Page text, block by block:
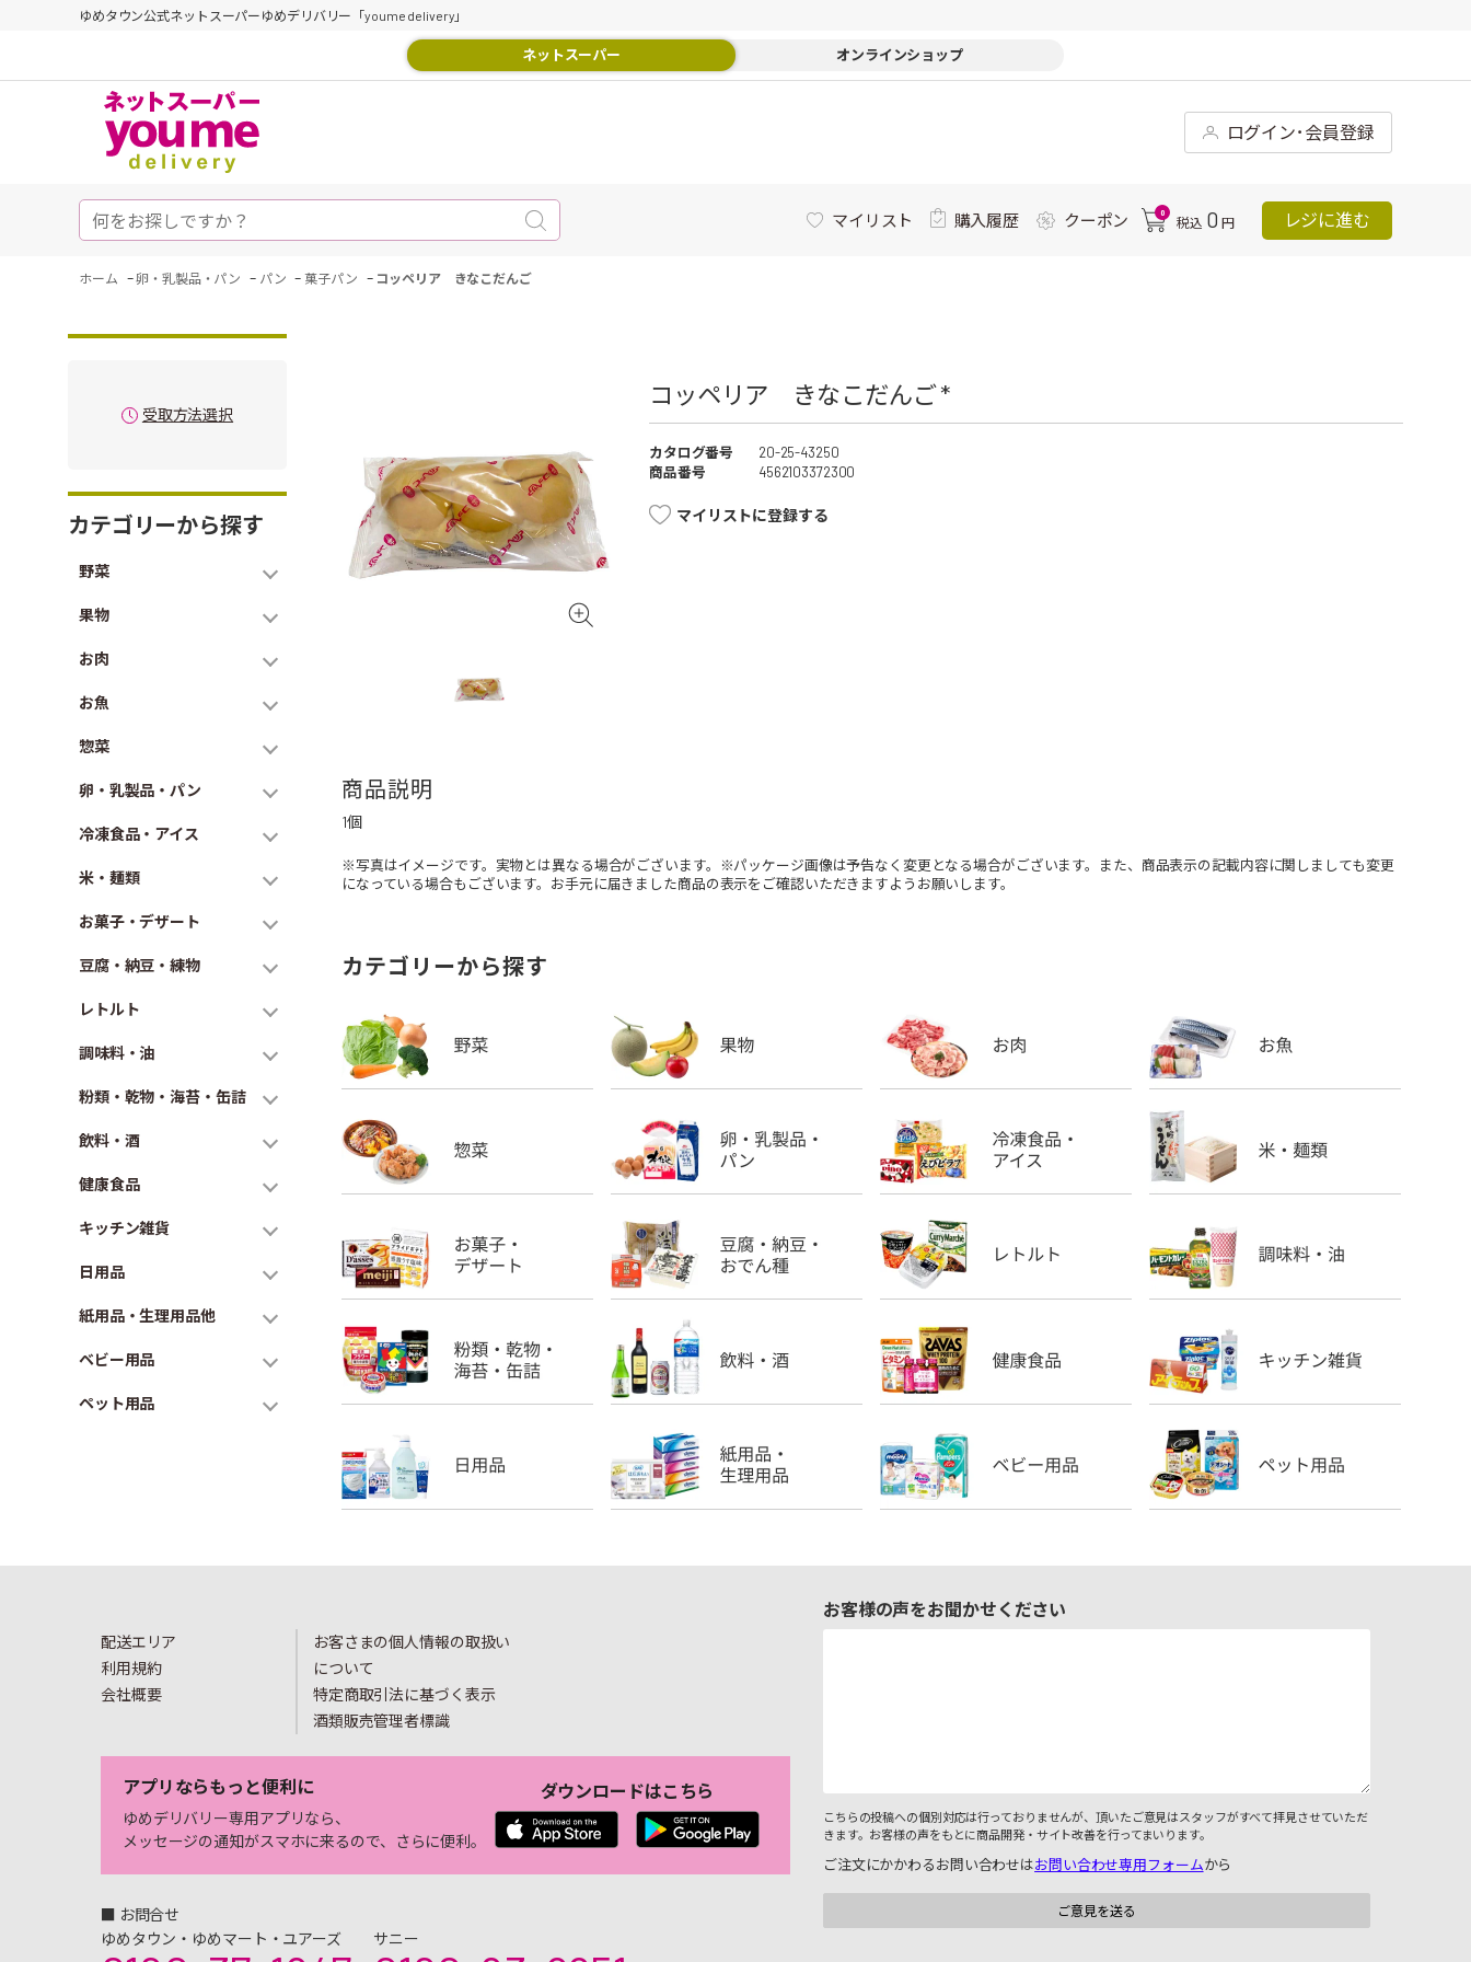
ゆめタウン公式ネットスーパーゆめデリバリー「youme delivery」
ネットスーパー オンラインショップ
ログイン･会員登録
マイリスト 購入履歴 クーポン 0
税込 0 円 レジに進む
ホーム -卵・乳製品・パン - パン -菓子パン - コッペリア きなこだんご
受取方法選択
カテゴリーから探す
野菜
果物
お肉
お魚
惣菜
卵・乳製品・パン
冷凍食品・アイス
米・麺類
お菓子・デザート
豆腐・納豆・練物
レトルト
調味料・油
粉類・乾物・海苔・缶詰
飲料・酒
健康食品
キッチン雑貨
日用品
紙用品・生理用品他
ベビー用品
ペット用品
コッペリア きなこだんご *
カタログ番号
20-25-43250
商品番号
4562103372300
マイリストに登録する
商品説明
1個
※写真はイメージです。実物とは異なる場合がございます。※パッケージ画像は予告なく変更となる場合がございます。また、商品表示の記載内容に関しましても変更
になっている場合もございます。お手元に届きました商品の表示をご確認いただきますようお願いします。
カテゴリーから探す
配送エリア
利用規約
会社概要
お客さまの個人情報の取扱い
について
特定商取引法に基づく表示
酒類販売管理者標識
アプリならもっと便利に
ゆめデリバリー専用アプリなら、
メッセージの通知がスマホに来るので、さらに便利。
ダウンロードはこちら
■ お問合せ
ゆめタウン・ゆめマート・ユアーズ
サニー
お客様の声をお聞かせください
こちらの投稿への個別対応は行っておりませんが、頂いたご意見はスタッフがすべて拝見させていただ
きます。お客様の声をもとに商品開発・サイト改善を行ってまいります。
ご注文にかかわるお問い合わせはお問い合わせ専用フォームから